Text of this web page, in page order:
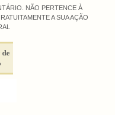
NÃO PERTENCE À
A SUA AÇÃO